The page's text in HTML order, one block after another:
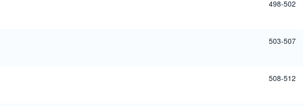
498-502
503-507
508-512